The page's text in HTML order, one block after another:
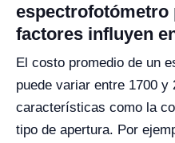
espectrofotómetro
factores influyen
El costo promedio de un
puede variar entre 1700 y
características como la
tipo de apertura. Por